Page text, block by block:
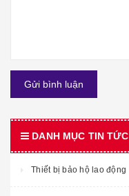
Gửi bình luận
DANH MỤC TIN TỨC
Thiết bị bảo hộ lao động